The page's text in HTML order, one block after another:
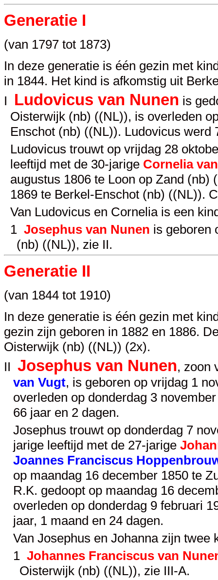
Generatie I
(van 1797 tot 1873)
In deze generatie is één gezin met
in 1844. Het kind is afkomstig uit
I Ludovicus van Nunen is
Oisterwijk (nb) ((NL)), is overleden
Enschot (nb) ((NL)). Ludovicus werd
Ludovicus trouwt op vrijdag 28
leeftijd met de 30-jarige Cornelia
augustus 1806 te Loon op Zand (nb)
1869 te Berkel-Enschot (nb) ((NL)).
Van Ludovicus en Cornelia is een
1 Josephus van Nunen is geboren
(nb) ((NL)), zie II.
Generatie II
(van 1844 tot 1910)
In deze generatie is één gezin met
gezin zijn geboren in 1882 en 1886.
Oisterwijk (nb) ((NL)) (2x).
II Josephus van Nunen, zoon
van Vugt, is geboren op vrijdag 1
overleden op donderdag 3
66 jaar en 2 dagen.
Josephus trouwt op donderdag 7
jarige leeftijd met de 27-jarige
Joannes Franciscus
op maandag 16 december 1850 te
R.K. gedoopt op maandag 16
overleden op donderdag 9 februari
jaar, 1 maand en 24 dagen.
Van Josephus en Johanna zijn twee
1 Johannes Franciscus van
Oisterwijk (nb) ((NL)), zie III-A.